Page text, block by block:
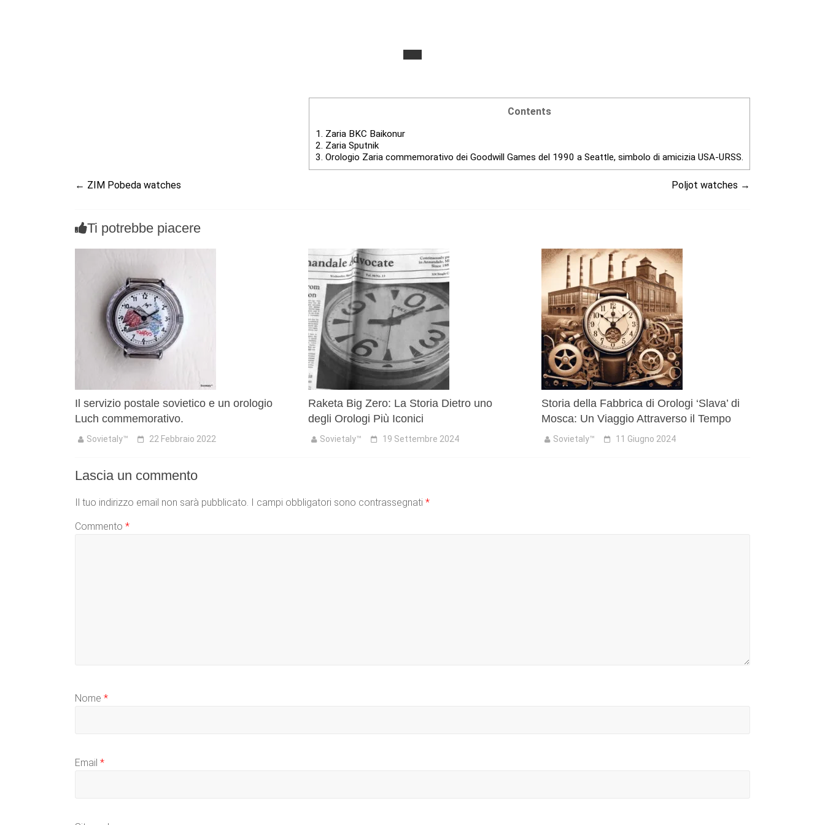
Contents
1. Zaria BKC Baikonur
2. Zaria Sputnik
3. Orologio Zaria commemorativo dei Goodwill Games del 1990 a Seattle, simbolo di amicizia USA-URSS.
← ZIM Pobeda watches Poljot watches →
Ti potrebbe piacere
Il servizio postale sovietico e un orologio
Luch commemorativo.
Sovietaly™ 22 Febbraio 2022
Raketa Big Zero: La Storia Dietro uno
degli Orologi Più Iconici
Sovietaly™ 19 Settembre 2024
Storia della Fabbrica di Orologi ‘Slava’ di
Mosca: Un Viaggio Attraverso il Tempo
Sovietaly™ 11 Giugno 2024
Lascia un commento
Il tuo indirizzo email non sarà pubblicato. I campi obbligatori sono contrassegnati *
Commento *
Nome *
Email *